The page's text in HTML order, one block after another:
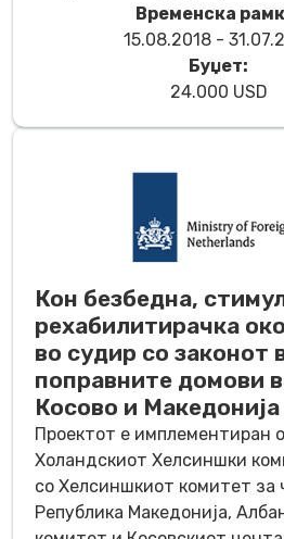
Временска
15.08.2018 -
Буџет:
24.000 USD
Кон безбедна,
рехабилитирачка
во судир со законот
поправните домови
Косово и
Проектот е имплементиран
Холандскиот Хелсиншки
со Хелсиншкиот комитет за
Република Македонија,